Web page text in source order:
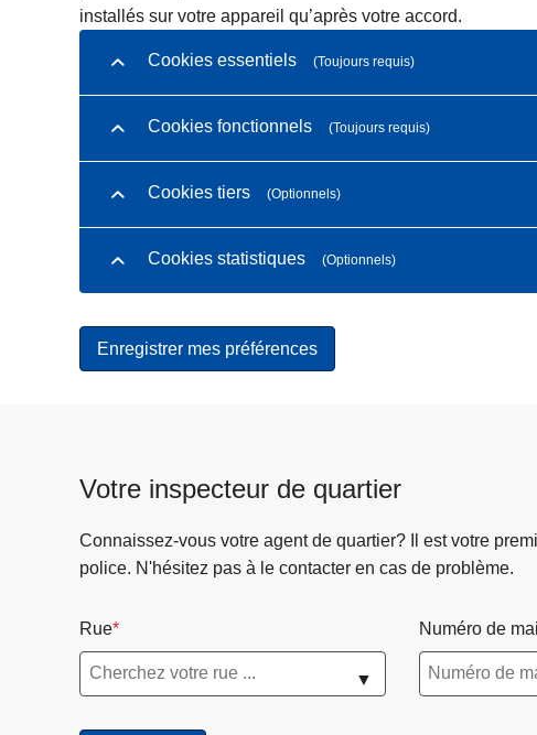
installés sur votre appareil qu’après votre accord.
Cookies essentiels (Toujours requis)
Cookies fonctionnels (Toujours requis)
Cookies tiers (Optionnels)
Cookies statistiques (Optionnels)
Votre inspecteur de quartier
Connaissez-vous votre agent de quartier? Il est votre
police. N'hésitez pas à le contacter en cas de problème.
Rue
▼
Numéro de